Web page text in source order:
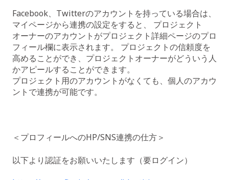
Facebook、Twitterのアカウントを持っている場合は、
マイページから連携の設定をすると、 プロジェクト
オーナーのアカウントがプロジェクト詳細ページのプロ
フィール欄に表示されます。 プロジェクトの信頼度を
高めることができ、プロジェクトオーナーがどういう人
かアピールすることができます。
プロジェクト用のアカウントがなくても、個人のアカウ
ントで連携が可能です。
＜プロフィールへのHP/SNS連携の仕方＞
以下より認証をお願いいたします（要ログイン）